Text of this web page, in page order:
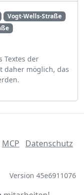
Vogt-Wells-Straße
Textes der
daher möglich, das
MCP
Datenschutz
Version 45e6911076